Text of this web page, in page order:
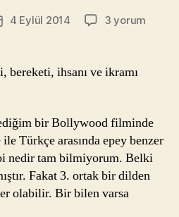
4 Eylül 2014
Türkçe
Arasındaki
3 yorum
bereketi, ihsanı ve ikramı
bir Bollywood filminde
Türkçe arasında epey benzer
nedir tam bilmiyorum. Belki
Fakat 3. ortak bir dilden
olabilir. Bir bilen varsa